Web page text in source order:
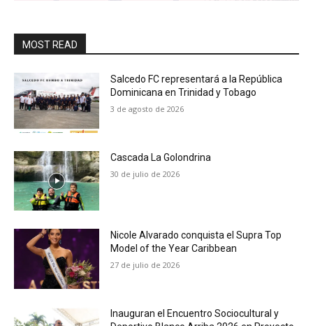
MOST READ
Salcedo FC representará a la República
Dominicana en Trinidad y Tobago
3 de agosto de 2026
Cascada La Golondrina
30 de julio de 2026
Nicole Alvarado conquista el Supra Top
Model of the Year Caribbean
27 de julio de 2026
Inauguran el Encuentro Sociocultural y